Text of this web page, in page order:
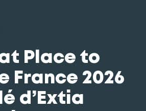
Place to
France 2026
d’Extia